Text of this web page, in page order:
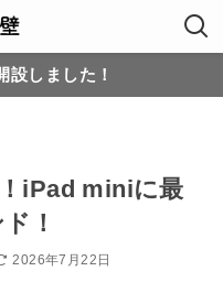
設しました！
iPad miniに最
！
2026年7月22日